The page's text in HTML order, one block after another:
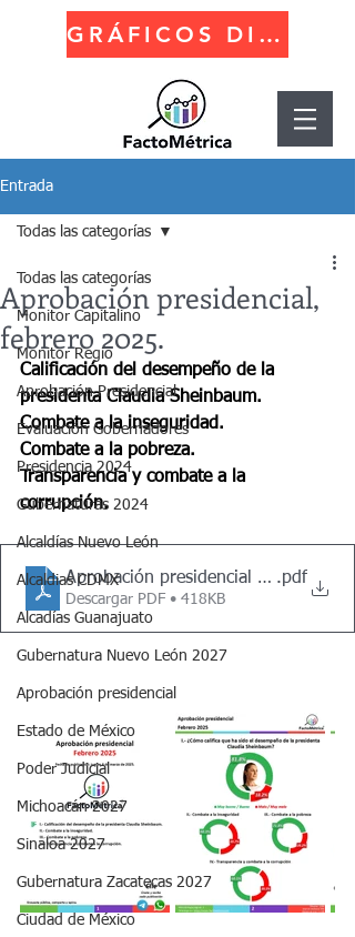
GRÁFICOS DINÁMICOS
Entrada
Todas las categorías
Monitor Capitalino
Monitor Regio
Aprobación Presidencial
Evaluación Gobernadores
Presidencia 2024
Gubernaturas 2024
Alcaldías Nuevo León
Alcaldias CDMX
Alcadías Guanajuato
Gubernatura Nuevo León 2027
Aprobación presidencial
Estado de México
Poder Judicial
Michoacán 2027
Sinaloa 2027
Gubernatura Zacatecas 2027
Ciudad de México
Todas las categorías
Aprobación presidencial,
febrero 2025.
Calificación del desempeño de la
presidenta Claudia Sheinbaum.
Combate a la inseguridad.
Combate a la pobreza.
Transparencia y combate a la
corrupción.
Aprobación presidencial Febrero
.pdf
Descargar PDF • 418KB